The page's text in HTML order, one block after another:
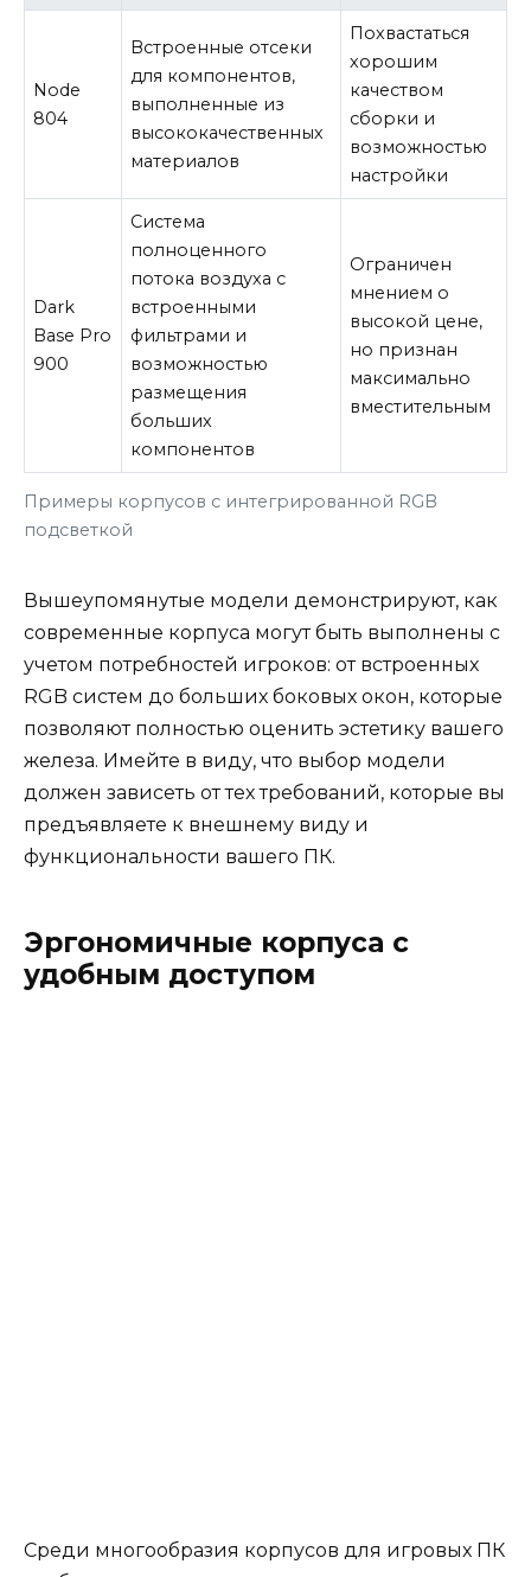
Примеры корпусов с интегрированной RGB
подсветкой
Node
804
Встроенные отсеки
для компонентов,
выполненные из
высококачественных
материалов
Похвастаться
хорошим
качеством
сборки и
возможностью
настройки
Dark
Base Pro
900
Система
полноценного
потока воздуха с
встроенными
фильтрами и
возможностью
размещения
больших
компонентов
Ограничен
мнением о
высокой цене,
но признан
максимально
вместительным
Вышеупомянутые модели демонстрируют, как
современные корпуса могут быть выполнены с
учетом потребностей игроков: от встроенных
RGB систем до больших боковых окон, которые
позволяют полностью оценить эстетику вашего
железа. Имейте в виду, что выбор модели
должен зависеть от тех требований, которые вы
предъявляете к внешнему виду и
функциональности вашего ПК.
Эргономичные корпуса с
удобным доступом
Среди многообразия корпусов для игровых ПК